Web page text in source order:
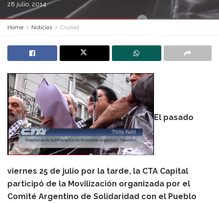
28 julio, 2014
Home Noticias Ciudad
El pasado
viernes 25 de julio por la tarde, la CTA Capital
participó de la Movilización organizada por el
Comité Argentino de Solidaridad con el Pueblo